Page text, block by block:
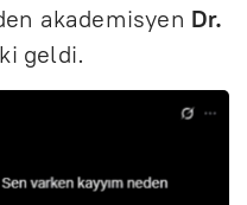
akademisyen Dr.
geldi.